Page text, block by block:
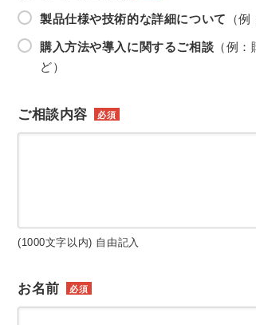
製品仕様や技術的な詳細について （
購入方法や導入に関するご相談 （例
ど）
ご相談内容 必須
(1000文字以内) 自由記入
お名前 必須